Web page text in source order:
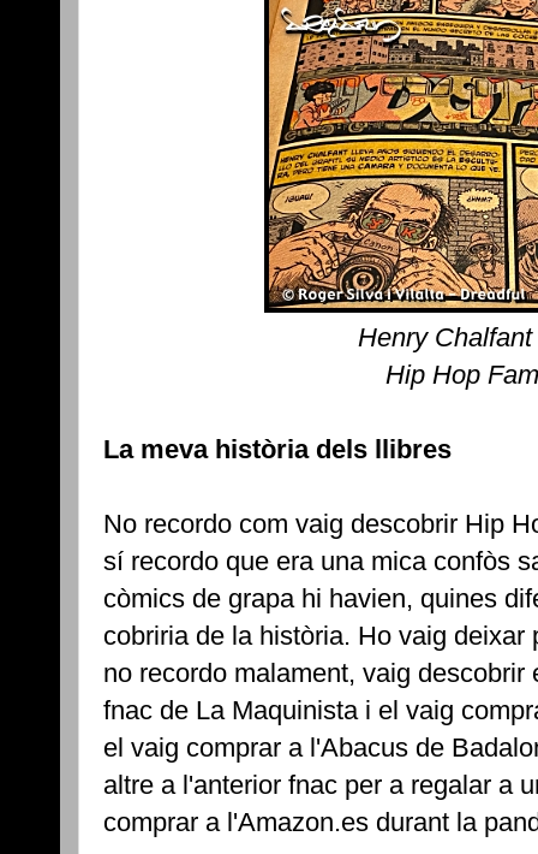
Henry
Hip Hop
La meva història dels llibres
No recordo com vaig descobrir Hip
sí recordo que era una mica confòs
còmics de grapa hi havien, quines
cobriria de la història. Ho vaig
no recordo malament, vaig
fnac de La Maquinista i el vaig
el vaig comprar a l'Abacus de
altre a l'anterior fnac per a regalar a
comprar a l'Amazon.es durant la